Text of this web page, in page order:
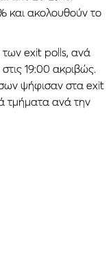
και ακολουθούν το
exit polls, ανά
19:00 ακριβώς.
ψήφισαν στα exit
τμήματα ανά την